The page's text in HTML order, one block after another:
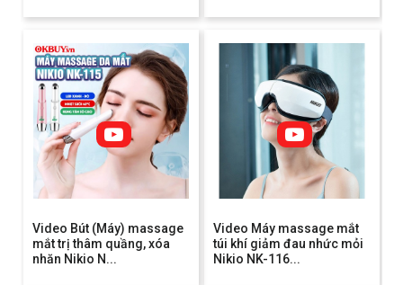
Video Bút (Máy) massage
mắt trị thâm quầng, xóa
nhăn Nikio N...
Video Máy massage mắt
túi khí giảm đau nhức mỏi
Nikio NK-116...